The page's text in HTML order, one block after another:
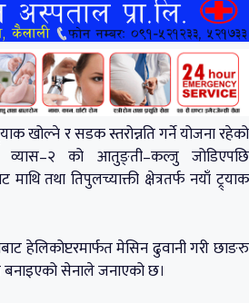
खोल्ने र सडक स्तरोन्नति गर्ने योजना रहेको
व्यास–२ को आतुङ्ती–कल्जु जोडिएपछि
माथि तथा तिपुलच्याक्ती क्षेत्रतर्फ नयाँ ट्र्याक
हेलिकोप्टरमार्फत मेसिन ढुवानी गरी छाङरु
बनाइएको सेनाले जनाएको छ।